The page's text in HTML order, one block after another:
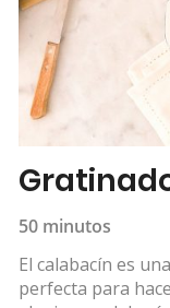
50 minutos
El calabacín es
perfecta para